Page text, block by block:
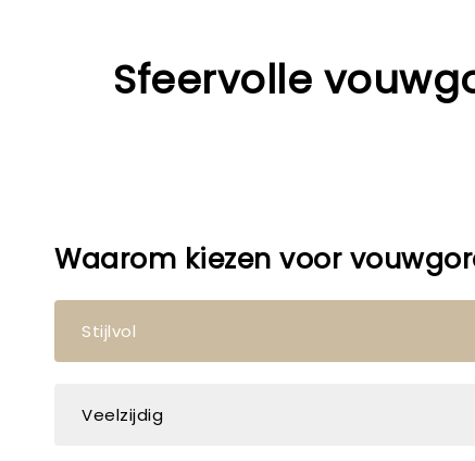
Sfeervolle
Waarom kiezen voor
Stijlvol
Veelzijdig